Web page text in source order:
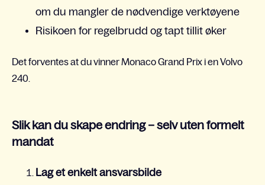
om du mangler de nødvendige verktøyene
Risikoen for regelbrudd og tapt tillit øker
Det forventes at du vinner Monaco Grand Prix i en Volvo
240.
Slik kan du skape endring – selv uten formelt
mandat
Lag et enkelt ansvarsbilde